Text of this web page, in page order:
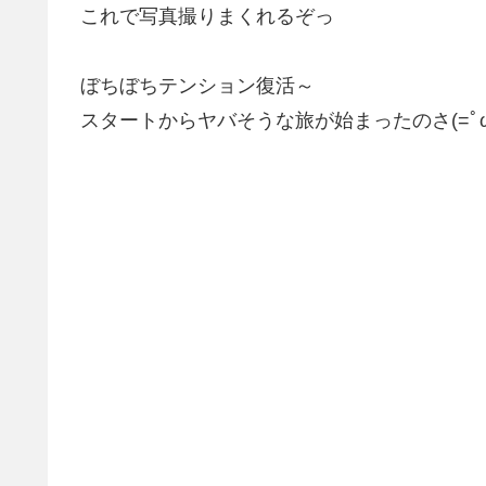
これで写真撮りまくれるぞっ
ぼちぼちテンション復活～
スタートからヤバそうな旅が始まったのさ(=ﾟ